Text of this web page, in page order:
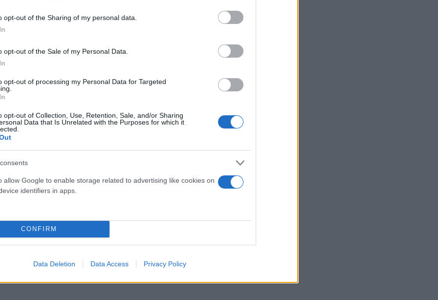
opt-out of the Sharing of my personal data.
opt-out of the Sale of my Personal Data.
opt-out of processing my Personal Data for Targeted
opt-out of Collection, Use, Retention, Sale, and/or Sharing
Data that Is Unrelated with the Purposes for which it
allow Google to enable storage related to advertising like cookies on
identifiers in apps.
CONFIRM
Data Deletion Data Access Privacy Policy
του ΔΣ σημειώνεται: «Το διοικητικό συμβούλιο θα
Μέσου και τη βέλτιστη αξιοποίηση του ανθρώπινου
της εφημερίδας
, οι οποίοι αποφάσισαν να
οι εργαζόμενοι πραγματοποίησαν έκτακτη συνέλευση
οι εργαζόμενοι του ραδιοσταθμού «Στο Κόκκινο».